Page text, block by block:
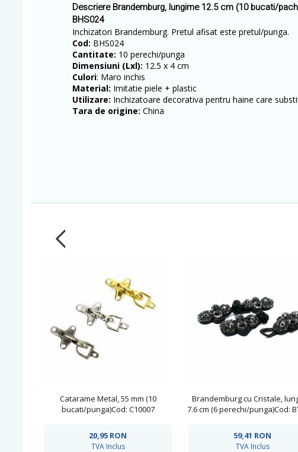
Descriere Brandemburg, lungime 12.5 cm (10 bucati/
BHS024
Inchizatori Brandemburg. Pretul afisat este pretul/punga.
Cod: BHS024
Cantitate: 10 perechi/punga
Dimensiuni (Lxl): 12.5 x 4 cm
Culori: Maro inchis
Material: Imitatie piele + plastic
Utilizare: Inchizatoare decorativa pentru haine care
Tara de origine: China
Catarame Metal, 55 mm (10
bucati/punga)Cod: C10007
20,95 RON
TVA Inclus
Brandemburg cu Cristale,
7.6 cm (6 perechi/punga)Cod:
59,41 RON
TVA Inclus